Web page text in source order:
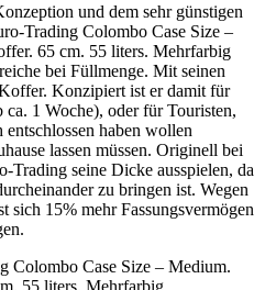
und dem sehr günstigen
Trading Colombo Case Size –
65 cm. 55 liters. Mehrfarbig
bei Füllmenge. Mit seinen
Konzipiert ist er damit für
ca. 1 Woche), oder für Touristen,
haben wollen
lassen müssen. Originell bei
seine Dicke ausspielen, da
zu bringen ist. Wegen
sich 15% mehr Fassungsvermögen
Colombo Case Size – Medium.
55 liters. Mehrfarbig